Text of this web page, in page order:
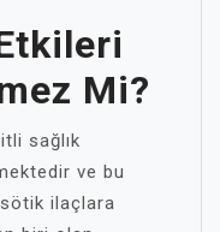
Mi?
sağlık
ve bu
ilaçlara